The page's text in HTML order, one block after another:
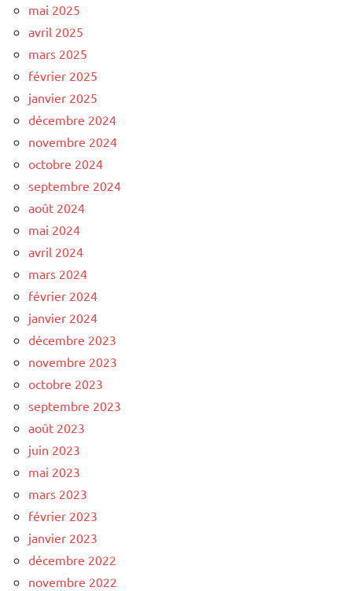
mai 2025
avril 2025
mars 2025
février 2025
janvier 2025
décembre 2024
novembre 2024
octobre 2024
septembre 2024
août 2024
mai 2024
avril 2024
mars 2024
février 2024
janvier 2024
décembre 2023
novembre 2023
octobre 2023
septembre 2023
août 2023
juin 2023
mai 2023
mars 2023
février 2023
janvier 2023
décembre 2022
novembre 2022